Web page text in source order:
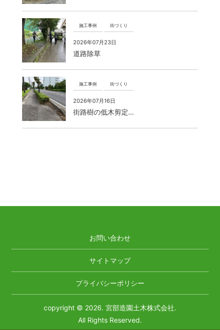
施工事例 街づくり
2026年07月23日
道路除草
施工事例 街づくり
2026年07月16日
街路樹の低木剪定…
お問い合わせ
サイトマップ
プライバシーポリシー
copyright © 2026. 宮部造園土木株式会社.
All Rights Reserved.